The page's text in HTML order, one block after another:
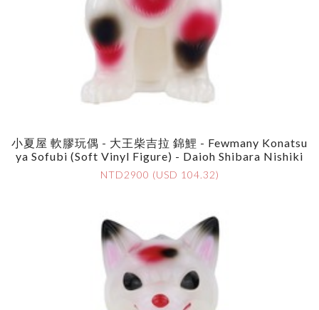
小夏屋 軟膠玩偶 - 大王柴吉拉 錦鯉 - Fewmany Konatsu
Ya Sofubi (Soft Vinyl Figure) - Daioh Shibara Nishiki
NTD2900 (USD 104.32)